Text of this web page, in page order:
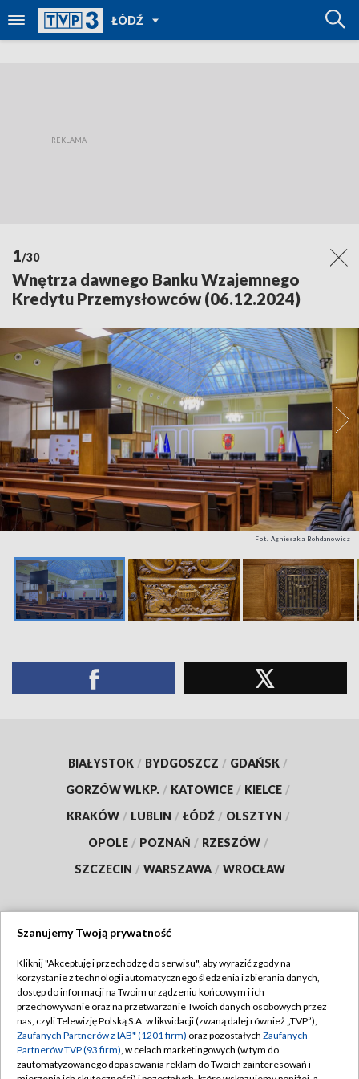
ŁÓDŹ
POWRÓT
DO
REGIONY
1/30
Wnętrza dawnego Banku Wzajemnego
Kredytu Przemysłowców (06.12.2024)
Fot. Agnieszka Bohdanowicz
BIAŁYSTOK / BYDGOSZCZ / GDAŃSK /
GORZÓW WLKP. / KATOWICE / KIELCE /
KRAKÓW / LUBLIN / ŁÓDŹ / OLSZTYN /
OPOLE / POZNAŃ / RZESZÓW /
SZCZECIN / WARSZAWA / WROCŁAW
TVP
Abonament TVP
Emisja w TVP
Centrum informacji TVP
Regulamin TVP
Polityka prywatności
Moje zgody
Szanujemy Twoją prywatność
Kliknij "Akceptuję i przechodzę do serwisu", aby wyrazić zgody na
korzystanie z technologii automatycznego śledzenia i zbierania danych,
dostęp do informacji na Twoim urządzeniu końcowym i ich
przechowywanie oraz na przetwarzanie Twoich danych osobowych przez
nas, czyli Telewizję Polską S.A. w likwidacji (zwaną dalej również „TVP”),
Zaufanych Partnerów z IAB* (1201 firm) oraz pozostałych Zaufanych
Partnerów TVP (93 firm), w celach marketingowych (w tym do
zautomatyzowanego dopasowania reklam do Twoich zainteresowań i